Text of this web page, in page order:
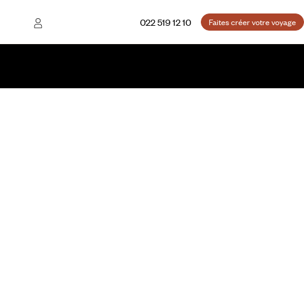
022 519 12 10 Faites créer votre voyage